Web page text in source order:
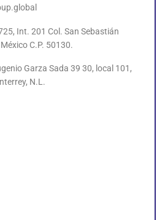
Int. 201 Col. San Sebastián
C.P. 50130.
Garza Sada 39 30, local 101,
N.L.